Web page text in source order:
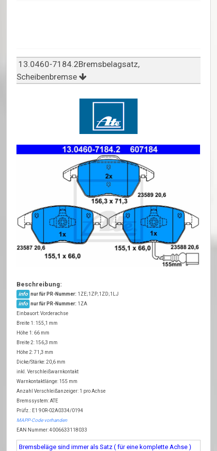
13.0460-7184.2Bremsbelagsatz,
Scheibenbremse
Beschreibung:
info nur für PR-Nummer: 1ZE;1ZP;1ZD;1LJ
info nur für PR-Nummer: 1ZA
Einbauort: Vorderachse
Breite 1: 155,1 mm
Höhe 1: 66 mm
Breite 2: 156,3 mm
Höhe 2: 71,3 mm
Dicke/Stärke: 20,6 mm
inkl. Verschleißwarnkontakt
Warnkontaktlänge: 155 mm
Anzahl Verschleißanzeiger: 1 pro Achse
Bremssystem: ATE
Prüfz.: E1 90R-02A0334/0194
MAPP-Code vorhanden
EAN Nummer: 4006633118033
Bremsbeläge sind immer als Satz ( für eine komplette Achse )